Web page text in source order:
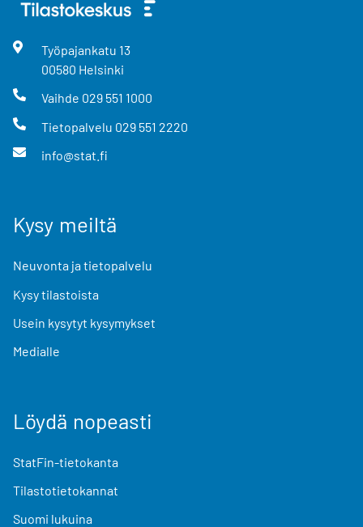
Työpajankatu 13
00580 Helsinki
Vaihde 029 551 1000
Tietopalvelu 029 551 2220
info@stat.fi
Kysy meiltä
Neuvonta ja tietopalvelu
Kysy tilastoista
Usein kysytyt kysymykset
Medialle
Löydä nopeasti
StatFin-tietokanta
Tilastotietokannat
Suomi lukuina